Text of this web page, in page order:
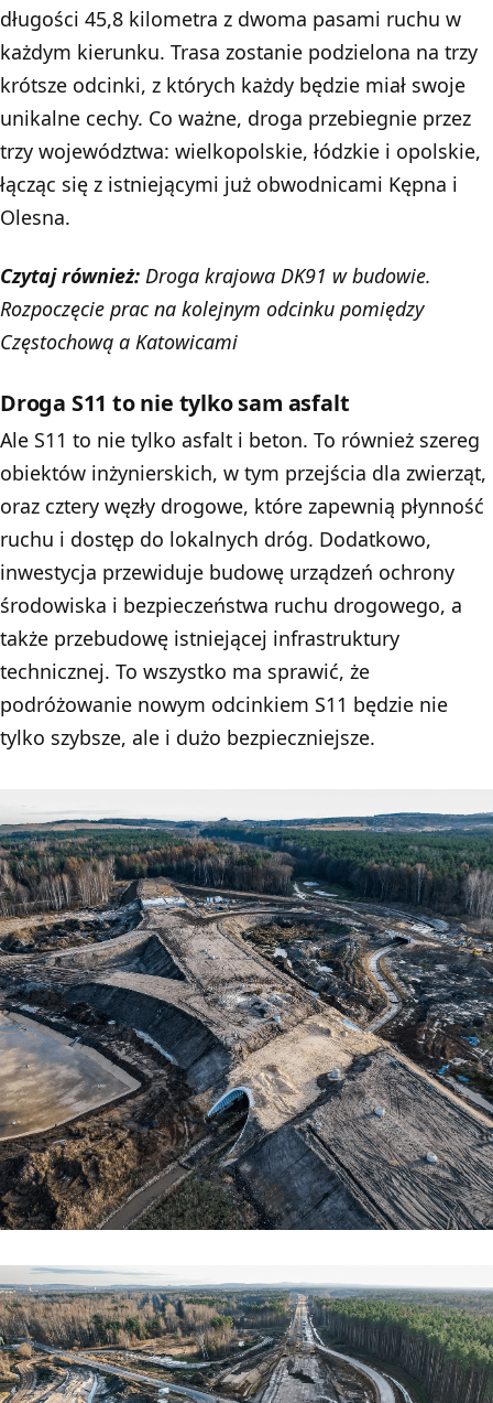
długości 45,8 kilometra z dwoma pasami ruchu w
każdym kierunku. Trasa zostanie podzielona na trzy
krótsze odcinki, z których każdy będzie miał swoje
unikalne cechy. Co ważne, droga przebiegnie przez
trzy województwa: wielkopolskie, łódzkie i opolskie,
łącząc się z istniejącymi już obwodnicami Kępna i
Olesna.
Czytaj również: Droga krajowa DK91 w budowie.
Rozpoczęcie prac na kolejnym odcinku pomiędzy
Częstochową a Katowicami
Droga S11 to nie tylko sam asfalt
Ale S11 to nie tylko asfalt i beton. To również szereg
obiektów inżynierskich, w tym przejścia dla zwierząt,
oraz cztery węzły drogowe, które zapewnią płynność
ruchu i dostęp do lokalnych dróg. Dodatkowo,
inwestycja przewiduje budowę urządzeń ochrony
środowiska i bezpieczeństwa ruchu drogowego, a
także przebudowę istniejącej infrastruktury
technicznej. To wszystko ma sprawić, że
podróżowanie nowym odcinkiem S11 będzie nie
tylko szybsze, ale i dużo bezpieczniejsze.